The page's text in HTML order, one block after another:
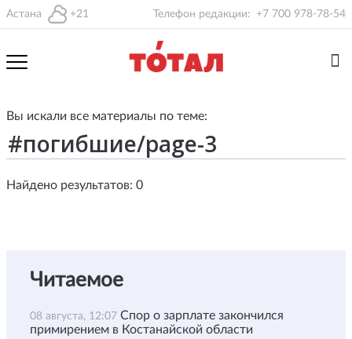
Астана +21 Телефон редакции: +7 700 978-78-54
Вы искали все материалы по теме:
Найдено результатов: 0
Читаемое
08 августа, 12:07 Спор о зарплате закончился
примирением в Костанайской области